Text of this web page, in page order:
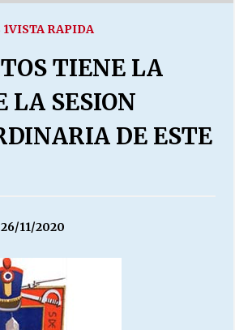
08/2026
POR SIEMPRE.RECORDANDO 69 AÑOS DE
07/2026
DE SER DC” SALUDA EL
hospitalaria El Carmen de Maipu.
06/2026
VISTA RAPIDA
TIENE LA
LA SESION
DE ESTE
11/2020